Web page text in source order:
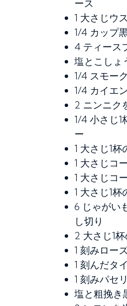
ース
1 大さじウ
1/4 カップ
4 ティース
塩とこしょ
1/4 スモー
1/4 カイエ
2 ニンニク
1/4 小さじ1
ー
1 大さじ1杯
1 大さじコ
1 大さじコ
1 大さじ1杯
6 じゃがい
し切り
2 大さじ1
1 刻みロー
1 刻んだタ
1 刻みパセ
塩と粗挽き